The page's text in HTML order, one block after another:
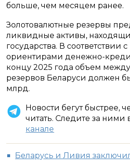
больше, чем месяцем ранее.
Золотовалютные резервы
ликвидные активы,
государства. В соответствии
ориентирами денежно-
концу 2025 года объем
резервов Беларуси должен
млрд.
Новости бегут быстрее,
читать. Следите за ними
канале
Беларусь и Ливия